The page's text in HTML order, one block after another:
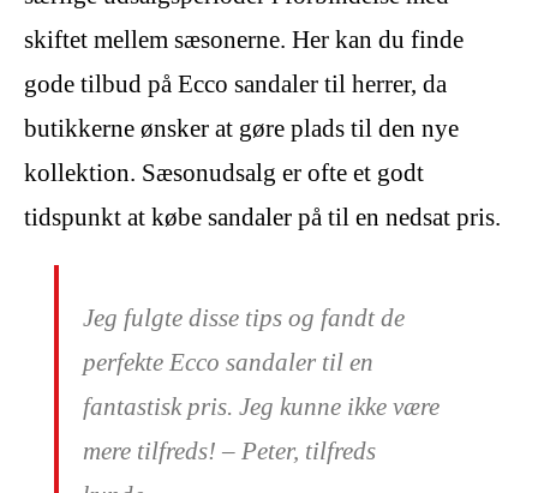
skiftet mellem sæsonerne. Her kan du finde
gode tilbud på Ecco sandaler til herrer, da
butikkerne ønsker at gøre plads til den nye
kollektion. Sæsonudsalg er ofte et godt
tidspunkt at købe sandaler på til en nedsat pris.
Jeg fulgte disse tips og fandt de
perfekte Ecco sandaler til en
fantastisk pris. Jeg kunne ikke være
mere tilfreds! – Peter, tilfreds